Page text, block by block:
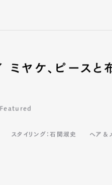
ヤケ、ピースと
Featured
スタイリング：石関淑史 ヘア＆